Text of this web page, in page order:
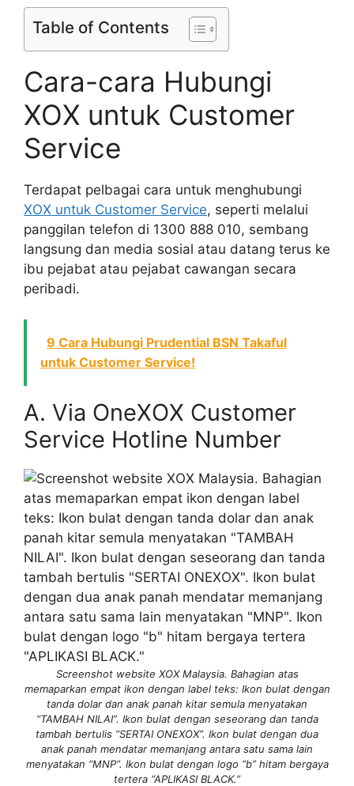
Table of Contents
Cara-cara Hubungi
XOX untuk Customer
Service
Terdapat pelbagai cara untuk menghubungi
XOX untuk Customer Service, seperti melalui
panggilan telefon di 1300 888 010, sembang
langsung dan media sosial atau datang terus ke
ibu pejabat atau pejabat cawangan secara
peribadi.
9 Cara Hubungi Prudential BSN Takaful
untuk Customer Service!
A. Via OneXOX Customer
Service Hotline Number
Screenshot website XOX Malaysia. Bahagian atas
memaparkan empat ikon dengan label teks: Ikon bulat dengan
tanda dolar dan anak panah kitar semula menyatakan
“TAMBAH NILAI”. Ikon bulat dengan seseorang dan tanda
tambah bertulis “SERTAI ONEXOX”. Ikon bulat dengan dua
anak panah mendatar memanjang antara satu sama lain
menyatakan “MNP”. Ikon bulat dengan logo “b” hitam bergaya
tertera “APLIKASI BLACK.”